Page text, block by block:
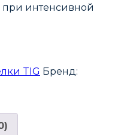
интенсивной
TIG Бренд: